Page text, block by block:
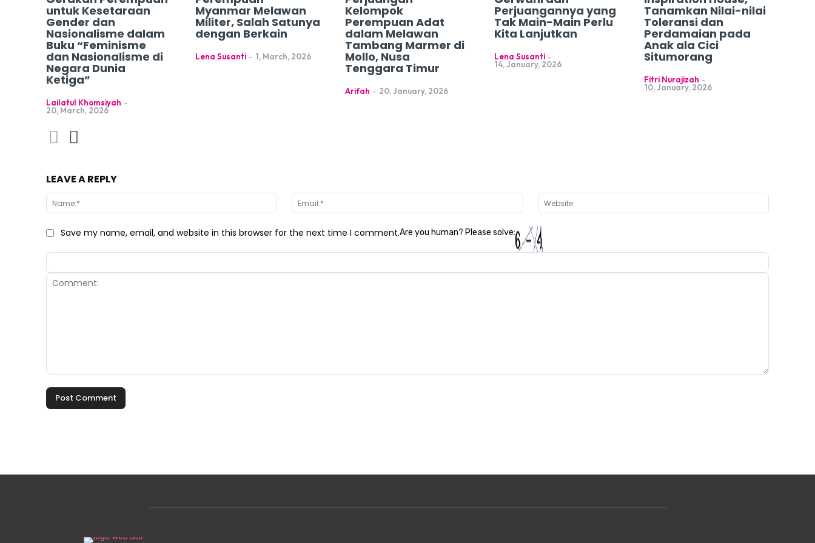
untuk Kesetaraan
Gender dan
Nasionalisme dalam
Buku “Feminisme
dan Nasionalisme di
Negara Dunia
Ketiga”
Lailatul Khomsiyah -
20, March, 2026
Myanmar Melawan
Militer, Salah Satunya
dengan Berkain
Lena Susanti - 1, March, 2026
Kelompok
Perempuan Adat
dalam Melawan
Tambang Marmer di
Mollo, Nusa
Tenggara Timur
Arifah - 20, January, 2026
Perjuangannya yang
Tak Main-Main Perlu
Kita Lanjutkan
Lena Susanti -
14, January, 2026
Tanamkan Nilai-nilai
Toleransi dan
Perdamaian pada
Anak ala Cici
Situmorang
Fitri Nurajizah -
10, January, 2026
LEAVE A REPLY
Name:* Email:*
Save my name, email, and website in this browser for the next time I comment.Are you human? Please solve: